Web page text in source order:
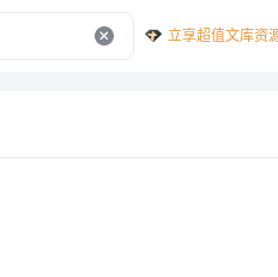
立享超值文库资